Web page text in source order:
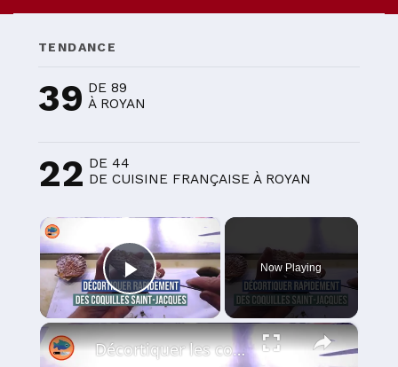
TENDANCE
39 DE 89
À ROYAN
22 DE 44
DE CUISINE FRANÇAISE À ROYAN
×
Play Video
Now Playing
×
Décortiquer les coquilles Saint-Jacques (noix et corail)